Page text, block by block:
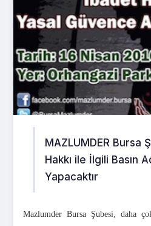
MAZLUMDER Bursa
Hakkı ile İlgili Basın
Yapacaktır
Mazlumder Bursa Şubesi, daha